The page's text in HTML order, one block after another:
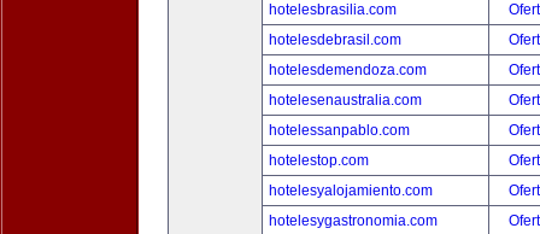
hotelesbrasilia.com
hotelesdebrasil.com
hotelesdemendoza.com
hotelesenaustralia.com
hotelessanpablo.com
hotelestop.com
hotelesyalojamiento.com
hotelesygastronomia.com